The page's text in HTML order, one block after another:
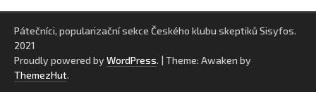
Pátečníci, popularizační sekce Českého klubu skeptiků Sisyfos.
2021
Proudly powered by WordPress. | Theme: Awaken by
ThemezHut.